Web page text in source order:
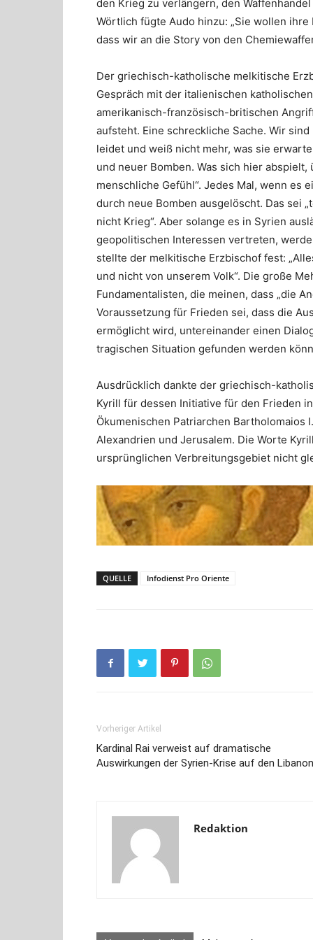
den Krieg zu verlängern, den
Wörtlich fügte Audo hinzu: „Sie wollen
dass wir an die Story von den
Der griechisch-katholische melkitische
Gespräch mit der italienischen
amerikanisch-französisch-britischen
aufsteht. Eine schreckliche Sache. Wir
leidet und weiß nicht mehr, was sie
und neuer Bomben. Was sich hier
menschliche Gefühl“. Jedes Mal, wenn es
durch neue Bomben ausgelöscht. Das sei
nicht Krieg“. Aber solange es in Syrien
geopolitischen Interessen vertreten,
stellte der melkitische Erzbischof fest:
und nicht von unserem Volk“. Die große
Fundamentalisten, die meinen, dass „die
Voraussetzung für Frieden sei, dass die
ermöglicht wird, untereinander einen
tragischen Situation gefunden werden
Ausdrücklich dankte der griechisch-
Kyrill für dessen Initiative für den Frieden
Ökumenischen Patriarchen
Alexandrien und Jerusalem. Die Worte
ursprünglichen Verbreitungsgebiet nicht
QUELLE Infodienst Pro Oriente
Vorheriger Artikel
Kardinal Rai verweist auf dramatische
Auswirkungen der Syrien-Krise auf den Libanon
Redaktion